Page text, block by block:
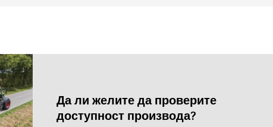
Да ли желите да проверите
доступност производа?